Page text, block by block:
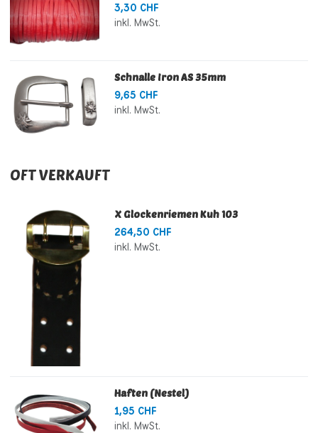
3,30 CHF
inkl. MwSt.
Schnalle Iron AS 35mm
9,65 CHF
inkl. MwSt.
OFT VERKAUFT
X Glockenriemen Kuh 103
264,50 CHF
inkl. MwSt.
Haften (Nestel)
1,95 CHF
inkl. MwSt.